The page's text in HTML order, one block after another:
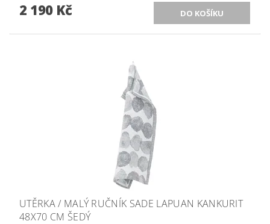
2 190 Kč
UTĚRKA / MALÝ RUČNÍK SADE LAPUAN KANKURIT
48X70 CM ŠEDÝ